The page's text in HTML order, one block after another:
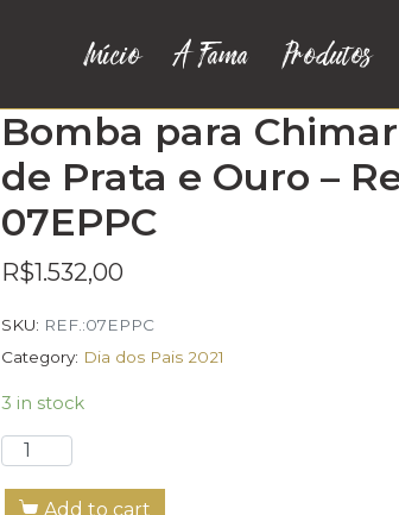
Início A Fama Produtos
Bomba para
de Prata e Ouro –
07EPPC
R$1.532,00
SKU: REF.:07EPPC
Category: Dia dos Pais 2021
3 in stock
Add to cart